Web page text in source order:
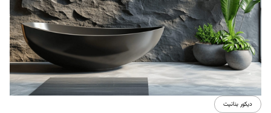
ديكور بنانيت